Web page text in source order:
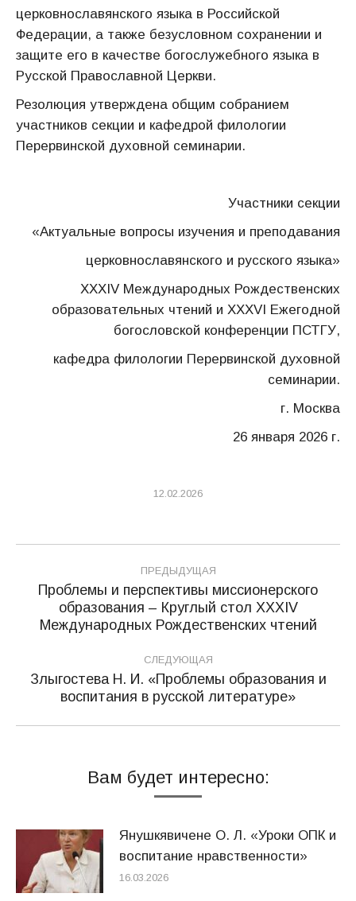
церковнославянского языка в Российской
Федерации, а также безусловном сохранении и
защите его в качестве богослужебного языка в
Русской Православной Церкви.
Резолюция утверждена общим собранием
участников секции и кафедрой филологии
Перервинской духовной семинарии.
Участники секции
«Актуальные вопросы изучения и преподавания
церковнославянского и русского языка»
XXXIV Международных Рождественских
образовательных чтений и XXXVI Ежегодной
богословской конференции ПСТГУ,
кафедра филологии Перервинской духовной
семинарии.
г. Москва
26 января 2026 г.
12.02.2026
Навигация
по
записям
ПРЕДЫДУЩАЯ
Предыдущая
запись:
Проблемы и перспективы миссионерского
образования – Круглый стол XXXIV
Международных Рождественских чтений
СЛЕДУЮЩАЯ
Следующая
Злыгостева Н. И. «Проблемы образования и
воспитания в русской литературе»
Вам будет интересно:
Янушкявичене О. Л. «Уроки ОПК и
воспитание нравственности»
16.03.2026